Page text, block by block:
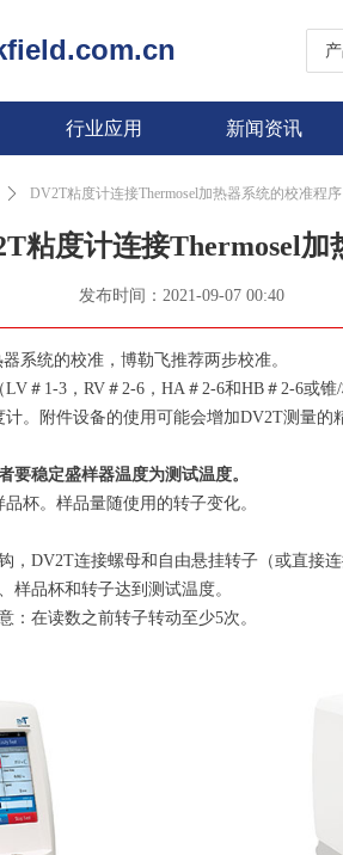
行业应用 新闻资讯
粘度计连接Thermosel加
ꄲ DV2T粘度计连接Thermosel加热器系统的校准程序
发布时间： 2021-09-07 00:40
系统的校准，博勒飞推荐两步校准。
＃1-3，RV＃2-6，HA＃2-6和HB＃2-6或锥
。附件设备的使用可能会增加DV2T测量的
要稳定盛样器温度为测试温度。
杯。样品量随使用的转子变化。
，DV2T连接螺母和自由悬挂转子（或直接连
样品杯和转子达到测试温度。
：在读数之前转子转动至少5次。